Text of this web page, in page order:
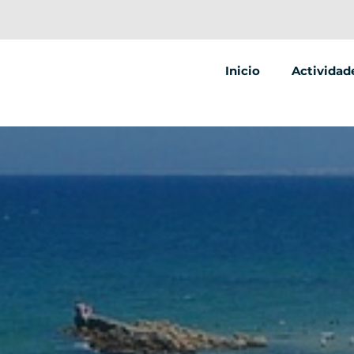
Inicio